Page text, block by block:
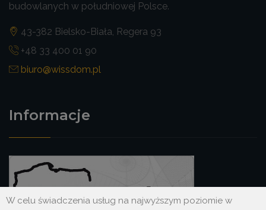
W celu świadczenia usług na najwyższym poziomie w
budowlanych w południowej Polsce.
43-382 Bielsko-Biała, Regera 93
+48 33 400 01 90
biuro@wissdom.pl
Informacje